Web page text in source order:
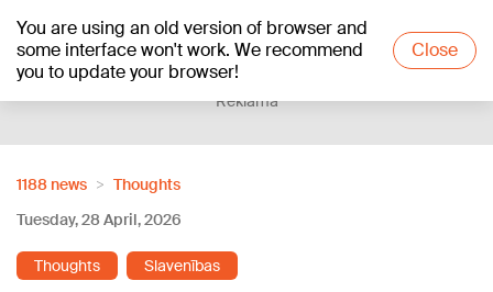
You are using an old version of browser and
some interface won't work. We recommend
you to update your browser!
Close
+18°C
Reklāma
1188 news
Thoughts
Tuesday, 28 April, 2026
Thoughts Slavenības